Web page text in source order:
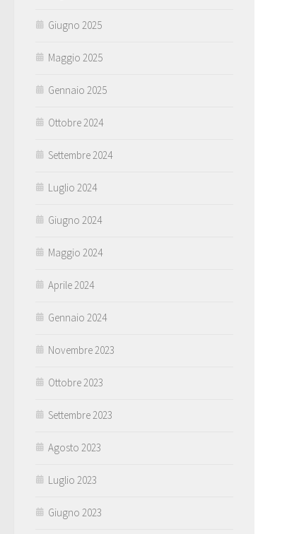
Giugno 2025
Maggio 2025
Gennaio 2025
Ottobre 2024
Settembre 2024
Luglio 2024
Giugno 2024
Maggio 2024
Aprile 2024
Gennaio 2024
Novembre 2023
Ottobre 2023
Settembre 2023
Agosto 2023
Luglio 2023
Giugno 2023